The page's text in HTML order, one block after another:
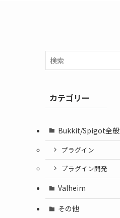
カテゴリー
Bukkit/Spigot全般
プラグイン
プラグイン開発
Valheim
その他